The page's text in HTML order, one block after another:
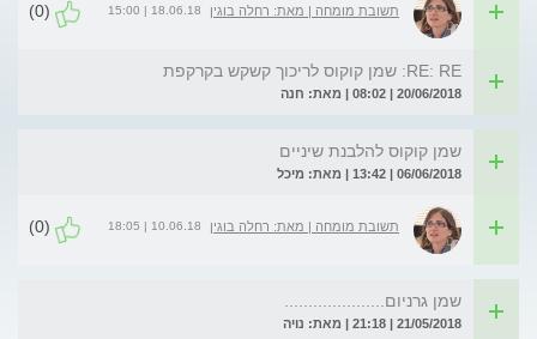
תשובת מומחה | מאת: רחלה בוגין 18.06.18 | 15:00
(0)
RE: RE: שמן קוקוס לריכוך קשקש בקרקפת
20/06/2018 | 08:02 | מאת: חנה
שמן קוקוס להלבנת שיניים
06/06/2018 | 13:42 | מאת: מיכל
תשובת מומחה | מאת: רחלה בוגין 10.06.18 | 18:05
(0)
שמן גרניום.....................
21/05/2018 | 21:18 | מאת: נויה